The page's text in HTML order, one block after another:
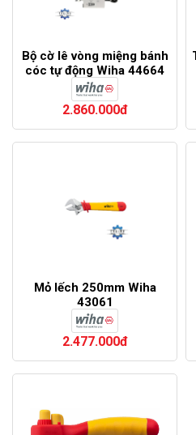
Bộ cờ lê vòng miệng bánh
cóc tự động Wiha 44664
2.860.000đ
Mỏ lếch 250mm Wiha
43061
2.477.000đ